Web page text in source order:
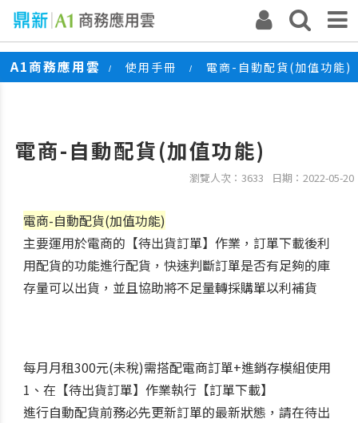
A1商務應用雲 / 使用手冊 / 電商-自動配貨(加值功能)
電商-自動配貨(加值功能)
瀏覽人次：3633 日期：2022-05-20
電商-自動配貨(加值功能)
主要運用於電商的【待出貨訂單】作業，訂單下載後利
用配貨的功能進行配貨，快速判斷訂單是否有足夠的庫
存量可以出貨，並且協助將不足量轉採購單以利補貨
每月月租300元(未稅)需搭配電商訂單+進銷存模組使用
1、 在【待出貨訂單】作業執行【訂單下載】
進行自動配貨前務必先更新訂單的最新狀態，請在待出